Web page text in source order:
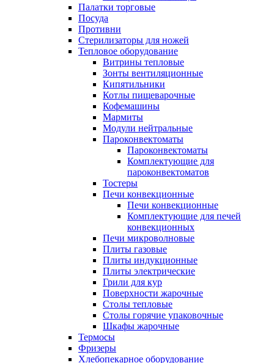
Палатки торговые
Посуда
Противни
Стерилизаторы для ножей
Тепловое оборудование
Витрины тепловые
Зонты вентиляционные
Кипятильники
Котлы пищеварочные
Кофемашины
Мармиты
Модули нейтральные
Пароконвектоматы
Пароконвектоматы
Комплектующие для
пароконвектоматов
Тостеры
Печи конвекционные
Печи конвекционные
Комплектующие для печей
конвекционных
Печи микроволновые
Плиты газовые
Плиты индукционные
Плиты электрические
Грили для кур
Поверхности жарочные
Столы тепловые
Столы горячие упаковочные
Шкафы жарочные
Термосы
Фризеры
Хлебопекарное оборудование